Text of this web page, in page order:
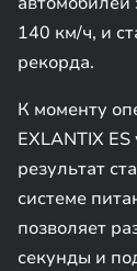
140 км/ч, и
рекорда.
К моменту
EXLANTIX
результат
системе
позволяет
секунды и